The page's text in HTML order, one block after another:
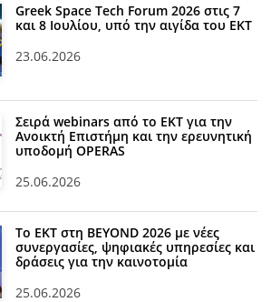
Greek Space Tech Forum 2026 στις 7
και 8 Ιουλίου, υπό την αιγίδα του ΕΚΤ
23.06.2026
Σειρά webinars από το ΕΚΤ για την
Ανοικτή Επιστήμη και την ερευνητική
υποδομή OPERAS
25.06.2026
Το ΕΚΤ στη BEYOND 2026 με νέες
συνεργασίες, ψηφιακές υπηρεσίες και
δράσεις για την καινοτομία
25.06.2026